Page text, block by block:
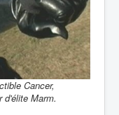
Cancer,
d'élite Marm.